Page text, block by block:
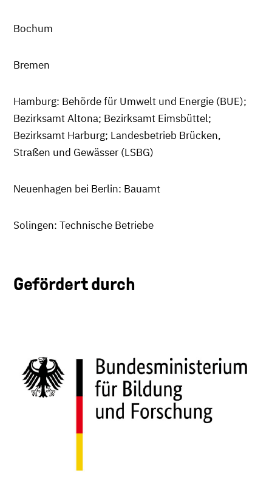
Bochum
Bremen
Hamburg: Behörde für Umwelt und Energie (BUE);
Bezirksamt Altona; Bezirksamt Eimsbüttel;
Bezirksamt Harburg; Landesbetrieb Brücken,
Straßen und Gewässer (LSBG)
Neuenhagen bei Berlin: Bauamt
Solingen: Technische Betriebe
Gefördert durch